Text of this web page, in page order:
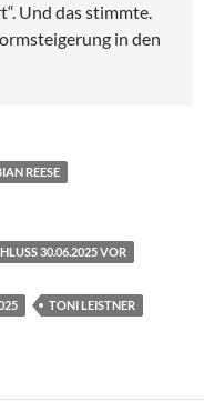
Und das stimmte.
in den
REESE
30.06.2025 VOR
TONI LEISTNER